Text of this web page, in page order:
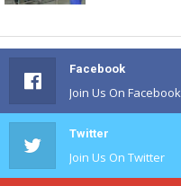
Facebook
Join Us On Facebook
Twitter
Join Us On Twitter